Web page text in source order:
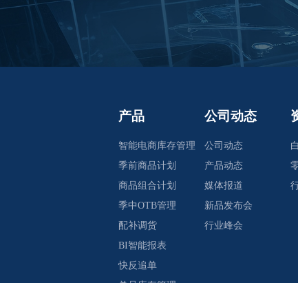
产品
智能电商库存管理
季前商品计划
商品组合计划
季中OTB管理
配补调货
BI智能报表
快反追单
公司动态
公司动态
产品动态
媒体报道
新品发布会
行业峰会